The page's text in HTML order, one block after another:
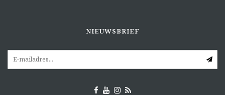
NIEUWSBRIEF